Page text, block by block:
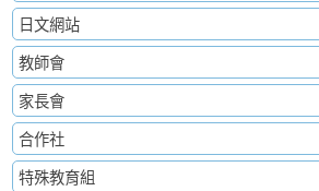
日文網站
教師會
家長會
合作社
特殊教育組